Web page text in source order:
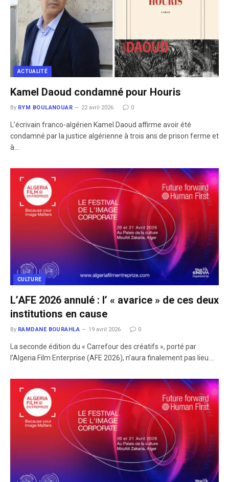
ACTUALITÉ
Kamel Daoud condamné pour Houris
By RYM BOULANOUAR 22 avril 2026 0
L’écrivain franco-algérien Kamel Daoud affirme avoir été
condamné par la justice algérienne à trois ans de prison ferme et
à…
CULTURE
L’AFE 2026 annulé : l’ « avarice » de ces deux
institutions en cause
By RAMDANE BOURAHLA 19 avril 2026 0
La seconde édition du « Carrefour des créatifs », porté par
l’Algeria Film Enterprise (AFE 2026), n’aura finalement pas lieu.…